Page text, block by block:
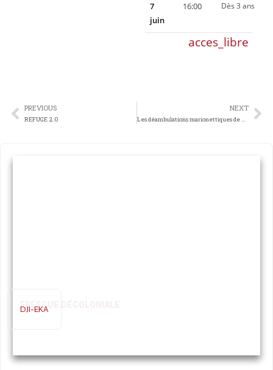
7
juin
16:00 Dès 3 ans
acces_libre
PREVIOUS
REFUGE 2.0
NEXT
Les déambulations marionettiques de Marie
FRESQUE DÉCOLONIALE
DJI-EKA